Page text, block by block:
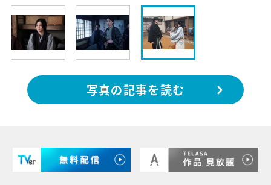
写真の記事を読む